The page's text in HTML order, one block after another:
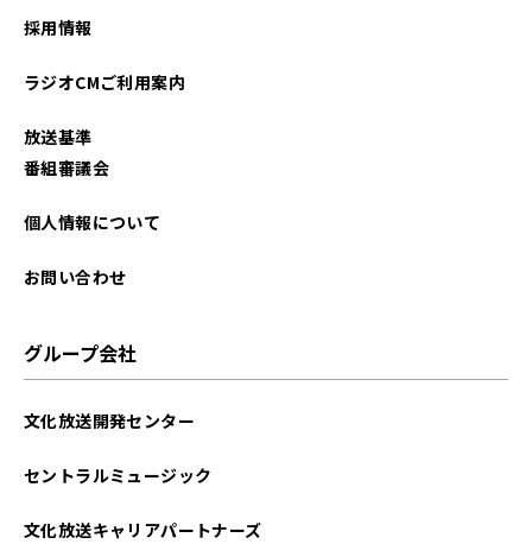
採用情報
ラジオCMご利用案内
放送基準
番組審議会
個人情報について
お問い合わせ
グループ会社
文化放送開発センター
セントラルミュージック
文化放送キャリアパートナーズ